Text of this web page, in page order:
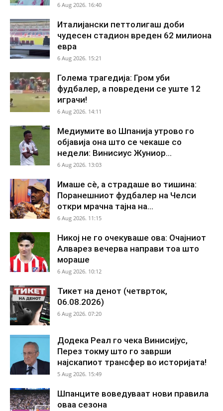
6 Aug 2026. 16:40
Италијански петтолигаш доби
чудесен стадион вреден 62 милиона
евра
6 Aug 2026. 15:21
Голема трагедија: Гром уби
фудбалер, а повредени се уште 12
играчи!
6 Aug 2026. 14:11
Медиумите во Шпанија утрово го
објавија она што се чекаше со
недели: Винисиус Жуниор...
6 Aug 2026. 13:03
Имаше сè, а страдаше во тишина:
Поранешниот фудбалер на Челси
откри мрачна тајна на...
6 Aug 2026. 11:15
Никој не го очекуваше ова: Очајниот
Алварез вечерва направи тоа што
мораше
6 Aug 2026. 10:12
Тикет на денот (четврток,
06.08.2026)
6 Aug 2026. 07:20
Додека Реал го чека Винисијус,
Перез токму што го заврши
најскапиот трансфер во историјата!
5 Aug 2026. 15:49
Шпанците воведуваат нови правила
оваа сезона